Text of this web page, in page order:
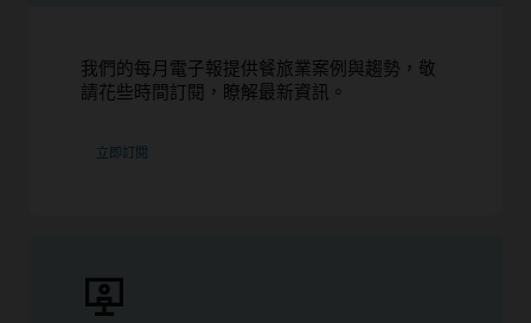
我們的每月電子報提供餐旅業案例與趨勢，敬
請花些時間訂閱，瞭解最新資訊。
立即訂閱